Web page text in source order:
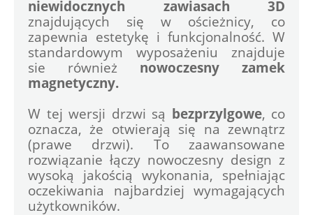
znajdujących się w ościeżnicy, co
zapewnia estetykę i funkcjonalność. W
standardowym wyposażeniu znajduje
sie również nowoczesny zamek
magnetyczny.
W tej wersji drzwi są bezprzylgowe, co
oznacza, że otwierają się na zewnątrz
(prawe drzwi). To zaawansowane
rozwiązanie łączy nowoczesny design z
wysoką jakością wykonania, spełniając
oczekiwania najbardziej wymagających
użytkowników.